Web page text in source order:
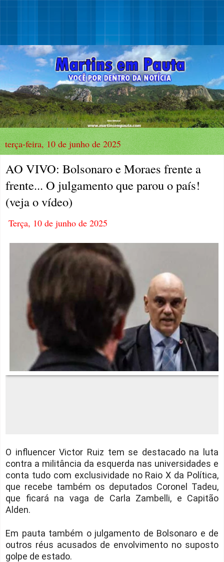
terça-feira, 10 de junho de 2025
AO VIVO: Bolsonaro e Moraes frente a
frente... O julgamento que parou o país!
(veja o vídeo)
Terça, 10 de junho de 2025
O influencer Victor Ruiz tem se destacado na luta
contra a militância da esquerda nas universidades e
conta tudo com exclusividade no Raio X da Política,
que recebe também os deputados Coronel Tadeu,
que ficará na vaga de Carla Zambelli, e Capitão
Alden.
Em pauta também o julgamento de Bolsonaro e de
outros réus acusados de envolvimento no suposto
golpe de estado.